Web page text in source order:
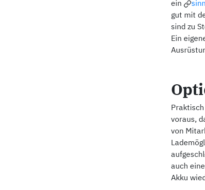
ein
gut mit
sind zu
Ein
voraus,
von
auch
Akku